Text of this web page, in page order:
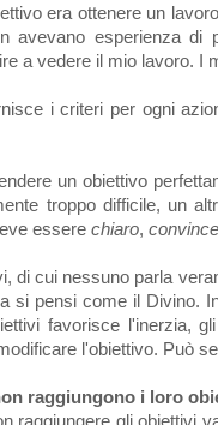
era ottenere un
avevano esperienza
a vedere il mio lavoro.
i criteri per ogni
un obiettivo
troppo difficile, un
essere chiaro,
di cui nessuno parla
si pensi come il Divino.
favorisce l'inerzia,
l'obiettivo. Può
raggiungono i loro